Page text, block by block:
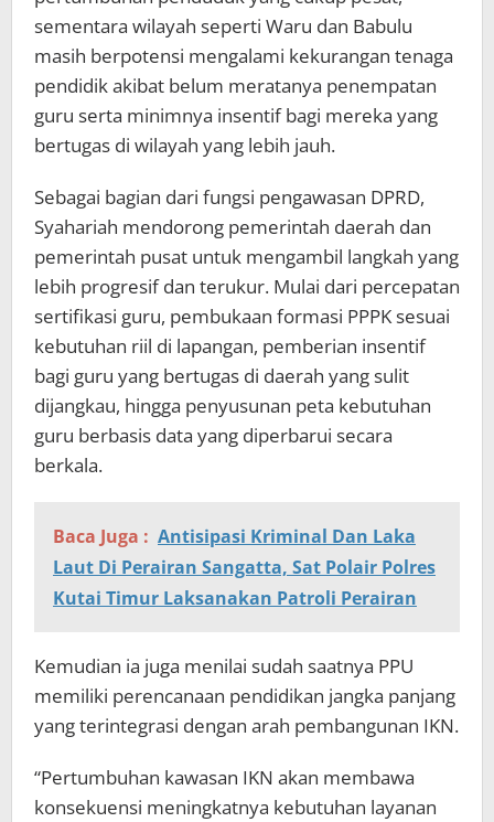
sementara wilayah seperti Waru dan Babulu
masih berpotensi mengalami kekurangan tenaga
pendidik akibat belum meratanya penempatan
guru serta minimnya insentif bagi mereka yang
bertugas di wilayah yang lebih jauh.
Sebagai bagian dari fungsi pengawasan DPRD,
Syahariah mendorong pemerintah daerah dan
pemerintah pusat untuk mengambil langkah yang
lebih progresif dan terukur. Mulai dari percepatan
sertifikasi guru, pembukaan formasi PPPK sesuai
kebutuhan riil di lapangan, pemberian insentif
bagi guru yang bertugas di daerah yang sulit
dijangkau, hingga penyusunan peta kebutuhan
guru berbasis data yang diperbarui secara
berkala.
Baca Juga : Antisipasi Kriminal Dan Laka
Laut Di Perairan Sangatta, Sat Polair Polres
Kutai Timur Laksanakan Patroli Perairan
Kemudian ia juga menilai sudah saatnya PPU
memiliki perencanaan pendidikan jangka panjang
yang terintegrasi dengan arah pembangunan IKN.
“Pertumbuhan kawasan IKN akan membawa
konsekuensi meningkatnya kebutuhan layanan